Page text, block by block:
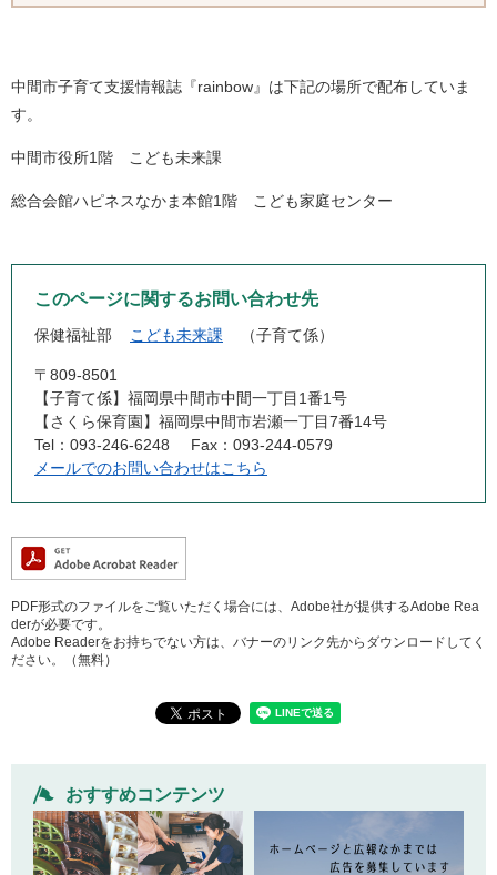
中間市子育て支援情報誌『rainbow』は下記の場所で配布していま
す。
中間市役所1階 こども未来課
総合会館ハピネスなかま本館1階 こども家庭センター
このページに関するお問い合わせ先
保健福祉部 こども未来課 子育て係
〒809-8501
【子育て係】福岡県中間市中間一丁目1番1号
【さくら保育園】福岡県中間市岩瀬一丁目7番14号
Tel：093-246-6248
Fax：093-244-0579
メールでのお問い合わせはこちら
PDF形式のファイルをご覧いただく場合には、Adobe社が提供するAdobe Rea
derが必要です。
Adobe Readerをお持ちでない方は、バナーのリンク先からダウンロードしてく
ださい。（無料）
おすすめコンテンツ